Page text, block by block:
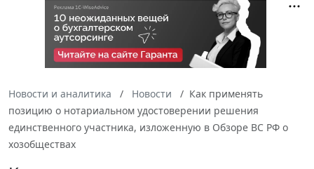
Новости и аналитика Новости
Как применять
позицию о нотариальном удостоверении решения
единственного участника, изложенную в Обзоре ВС РФ о
хозобществах